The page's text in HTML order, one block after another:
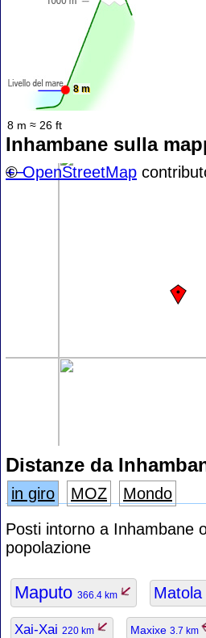
8 m
8 m ≈ 26 ft
Inhambane sulla
+−
©OpenStreetMap
Distanze da
in giro MOZ
Mondo
Posti intorno a Inhambane
popolazione
Maputo 366.4 km Matola
Xai-Xai 220 km Maxixe 3.7 km